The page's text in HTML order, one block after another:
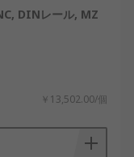
いて、簡易
制御回路に
明確な違いが
取り付けら
DINレール, MZ
￥13,502.00/個